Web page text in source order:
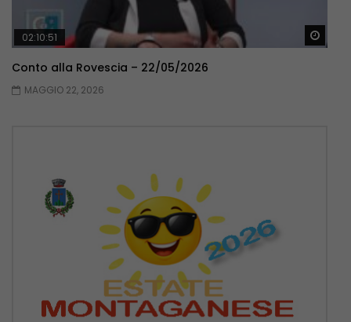
02:10:51
Conto alla Rovescia – 22/05/2026
MAGGIO 22, 2026